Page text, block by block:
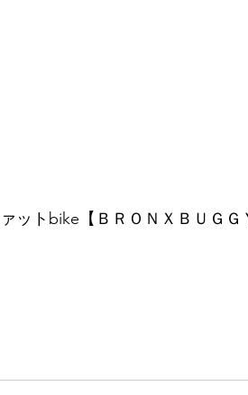
ットbike【ＢＲＯＮＸＢＵＧＧ